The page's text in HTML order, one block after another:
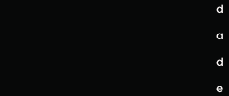
d
a
d
e